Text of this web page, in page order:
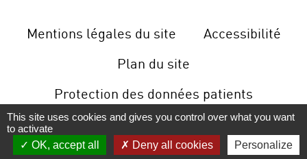
Mentions légales du site
Accessibilité
Plan du site
Protection des données patients
Gérer les cookies
This site uses cookies and gives you control over what you want
to activate
OK, accept all
Deny all cookies
Personalize